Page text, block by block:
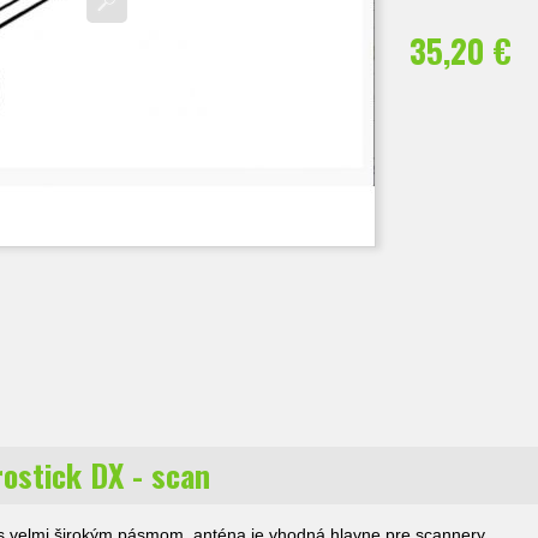
35,20 €
DX - scan